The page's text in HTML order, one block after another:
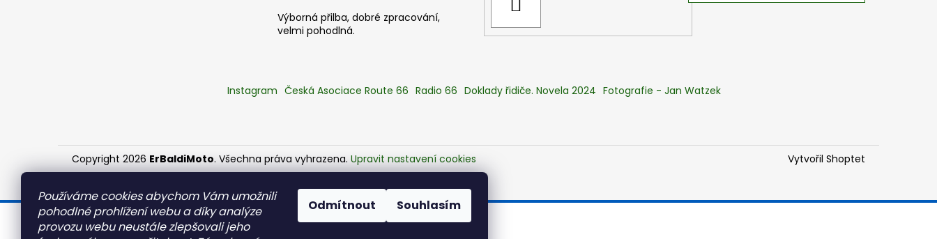
Používáme cookies abychom Vám umožnili
pohodlné prohlížení webu a díky analýze
provozu webu neustále zlepšovali jeho
Odmítnout Souhlasím
Výborná přilba, dobré zpracování,
velmi pohodlná.
Instagram Česká Asociace Route 66 Radio 66 Doklady řidiče. Novela 2024 Fotografie - Jan Watzek
Vytvořil Shoptet
Copyright 2026 ErBaldiMoto. Všechna práva vyhrazena. Upravit nastavení cookies